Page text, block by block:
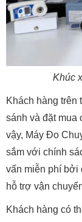
Khúc
Khách hàng trên
sánh và đặt mua
vậy, Máy Đo
sắm với chính
vấn miễn phí bởi
hỗ trợ vận
Khách hàng có